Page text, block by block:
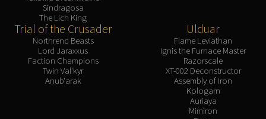
Sindragosa
The Lich King
Trial of the Crusader
Northrend Beasts
Lord Jaraxxus
Faction Champions
Twin Val'kyr
Anub'arak
Ulduar
Flame Leviathan
Ignis the Furnace Master
Razorscale
XT-002 Deconstructor
Assembly of Iron
Kologarn
Auriaya
Mimiron